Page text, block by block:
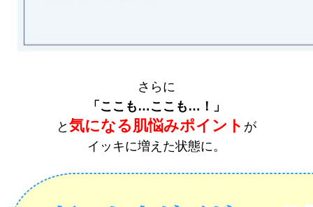
さらに
「ここも…ここも…！」
と 気になる肌悩みポイント が
イッキに増えた状態に。